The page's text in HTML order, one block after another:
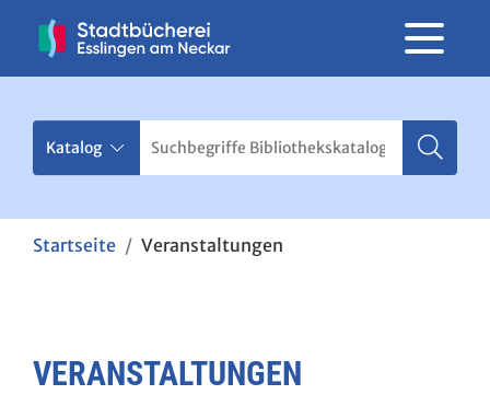
Startseite Veranstaltungen
VERANSTALTUNGEN